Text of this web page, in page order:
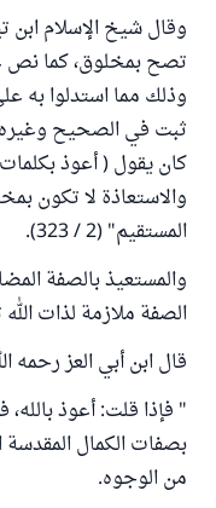
وقال شيخ الإسلام ابن
تصح بمخلوق، كما نص
وذلك مما استدلوا به
ثبت في الصحيح
كان يقول ( أعوذ
والاستعاذة لا تكون
المستقيم" (2 / 323).
والمستعيذ بالصفة
الصفة ملازمة لذات
قال ابن أبي العز رحمه
" فإذا قلت: أعوذ
بصفات الكمال المقدسة
من الوجوه.